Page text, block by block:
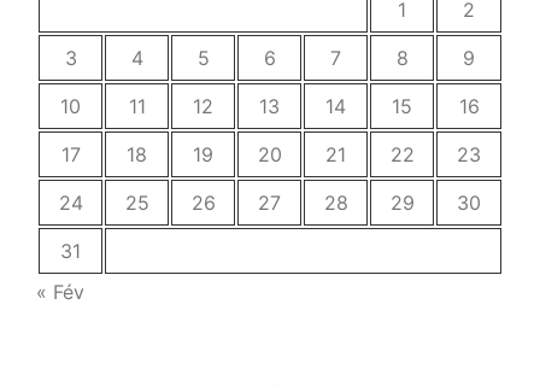
1
2
3
4 5 6 7 8
9
10
11 12 13 14 15
16
17
18 19 20 21 22
23
24
25 26 27 28 29
30
31
« Fév